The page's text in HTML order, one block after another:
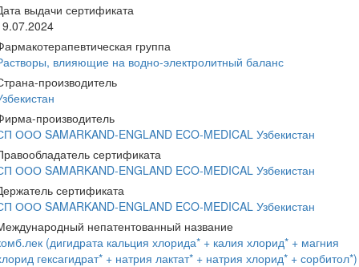
выдачи сертификата
группа
влияющие на водно-электролитный баланс
производитель
производитель
ООО SAMARKAND-ENGLAND ECO-MEDICAL Узбекистан
сертификата
ООО SAMARKAND-ENGLAND ECO-MEDICAL Узбекистан
сертификата
ООО SAMARKAND-ENGLAND ECO-MEDICAL Узбекистан
непатентованный название
(дигидрата кальция хлорида* + калия хлорид* + магния
гексагидрат* + натрия лактат* + натрия хлорид* + сорбитол*)